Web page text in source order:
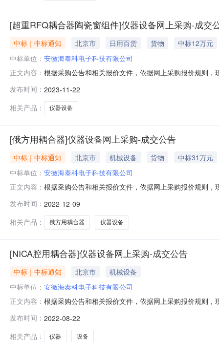
[超重RFQ耦合器陶瓷窗组件]仪器设备网上采购-成交
中标｜中标通知 北京市 日用百货 货物
中标12万元
中标单位： 安徽海泰科电子科技有限公司
正文内容： 根据采购公告和相关报价文件，依据网上采购报价规则
所资产财务处0931-29699960931-4969256
发布时间： 2023-11-22
相关产品：
仪器设备
[俄方用耦合器]仪器设备网上采购-成交公告
中标｜中标通知 北京市 机械设备 货物
中标31万元
中标单位： 安徽海泰科电子科技有限公司
正文内容： 根据采购公告和相关报价文件，依据网上采购报价规则
0931-29699960931-4969256
发布时间： 2022-12-09
相关产品：
俄方用耦合器 仪器设备
[NICA腔用耦合器]仪器设备网上采购-成交公告
中标｜中标通知 北京市
机械设备
中标单位： 安徽海泰科电子科技有限公司
正文内容： 根据采购公告和相关报价文件，依据网上采购报价规则
务处0931-29699960931-4969256
发布时间： 2022-08-22
相关产品：
仪器 设备